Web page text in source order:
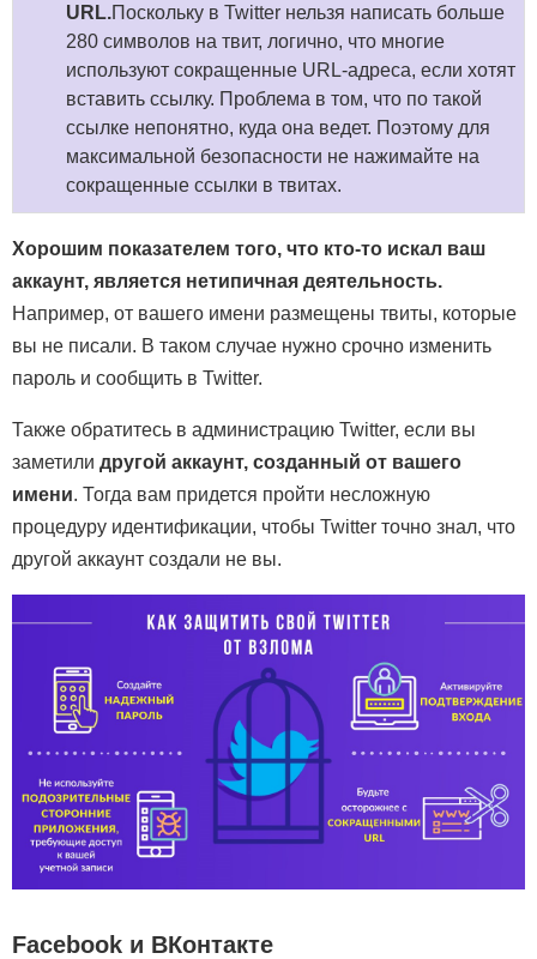
URL.Поскольку в Twitter нельзя написать больше
280 символов на твит, логично, что многие
используют сокращенные URL-адреса, если хотят
вставить ссылку. Проблема в том, что по такой
ссылке непонятно, куда она ведет. Поэтому для
максимальной безопасности не нажимайте на
сокращенные ссылки в твитах.
Хорошим показателем того, что кто-то искал ваш
аккаунт, является нетипичная деятельность.
Например, от вашего имени размещены твиты, которые
вы не писали. В таком случае нужно срочно изменить
пароль и сообщить в Twitter.
Также обратитесь в администрацию Twitter, если вы
заметили другой аккаунт, созданный от вашего
имени. Тогда вам придется пройти несложную
процедуру идентификации, чтобы Twitter точно знал, что
другой аккаунт создали не вы.
Facebook и ВКонтакте